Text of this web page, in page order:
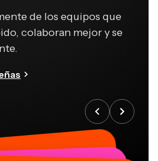
de los equipos que
colaboran mejor y se